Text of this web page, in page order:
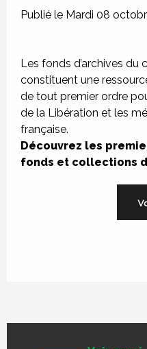
Publié le Mardi 08
Les fonds d’archives du
constituent une
de tout premier ordre
de la Libération et les
française.
Découvrez les
fonds et collections